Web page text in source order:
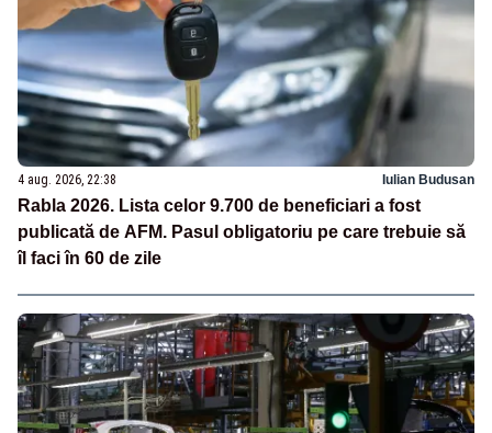
4 aug. 2026, 22:38 Iulian Budusan
Rabla 2026. Lista celor 9.700 de beneficiari a fost
publicată de AFM. Pasul obligatoriu pe care trebuie să
îl faci în 60 de zile